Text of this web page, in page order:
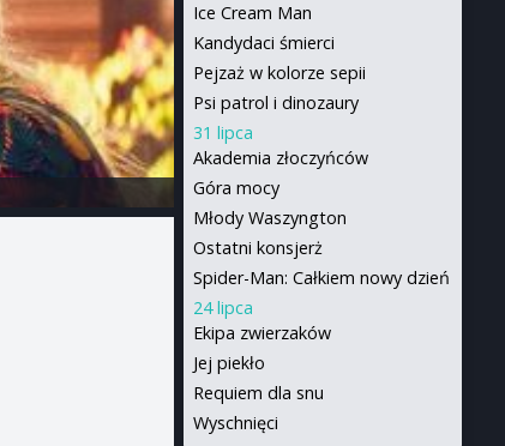
Ice Cream Man
Kandydaci śmierci
Pejzaż w kolorze sepii
Psi patrol i dinozaury
31 lipca
Akademia złoczyńców
Góra mocy
Młody Waszyngton
Ostatni konsjerż
Spider-Man: Całkiem nowy dzień
24 lipca
Ekipa zwierzaków
Jej piekło
Requiem dla snu
Wyschnięci